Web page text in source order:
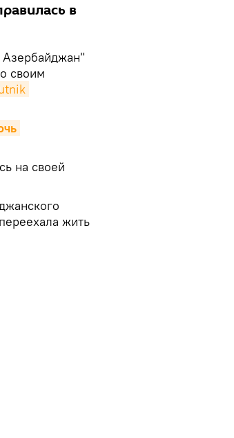
в
Азербайджан"
своим
на своей
жить